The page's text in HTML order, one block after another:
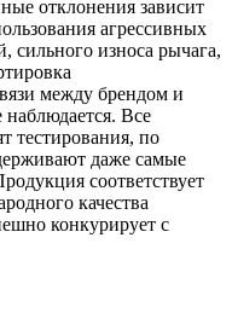
отклонения зависит
агрессивных
износа рычага,
между брендом и
наблюдается. Все
тестирования, по
даже самые
соответствует
качества
конкурирует с